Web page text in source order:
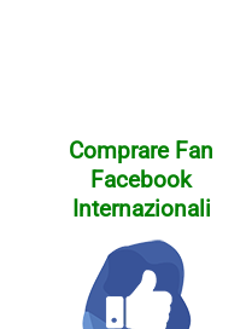
Comprare Fan
Facebook
Internazionali